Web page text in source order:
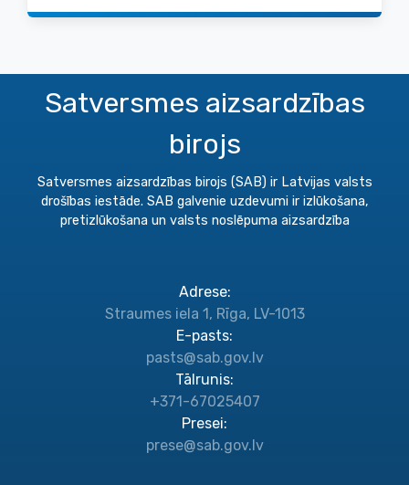
Satversmes aizsardzības
birojs
Satversmes aizsardzības birojs (SAB) ir Latvijas valsts
drošības iestāde. SAB galvenie uzdevumi ir izlūkošana,
pretizlūkošana un valsts noslēpuma aizsardzība
Adrese:
Straumes iela 1, Rīga, LV-1013
E-pasts:
pasts@sab.gov.lv
Tālrunis:
+371-67025407
Presei:
prese@sab.gov.lv